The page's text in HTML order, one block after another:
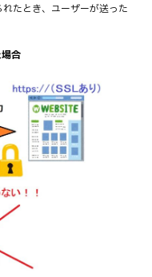
たとき、ユーザーが送った
合